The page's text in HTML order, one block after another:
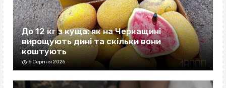
До 12 кг з куща: як на Черкащині
вирощують дині та скільки вони
коштують
6 Серпня 2026